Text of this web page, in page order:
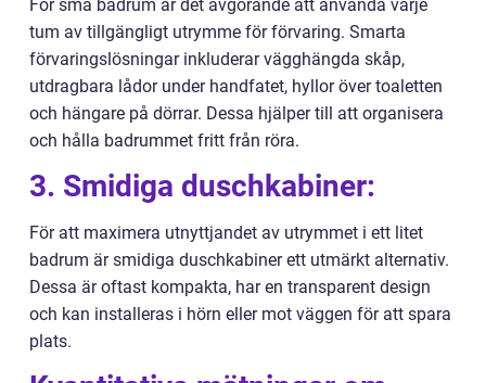
För små badrum är det avgörande att använda varje
tum av tillgängligt utrymme för förvaring. Smarta
förvaringslösningar inkluderar vägghängda skåp,
utdragbara lådor under handfatet, hyllor över toaletten
och hängare på dörrar. Dessa hjälper till att organisera
och hålla badrummet fritt från röra.
3. Smidiga duschkabiner:
För att maximera utnyttjandet av utrymmet i ett litet
badrum är smidiga duschkabiner ett utmärkt alternativ.
Dessa är oftast kompakta, har en transparent design
och kan installeras i hörn eller mot väggen för att spara
plats.